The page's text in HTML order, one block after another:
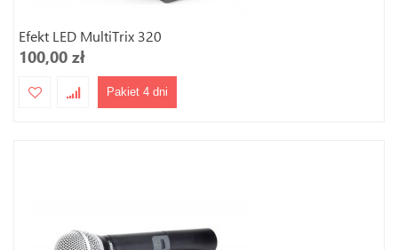
Efekt LED MultiTrix 320
100,00 zł
Pakiet 4 dni